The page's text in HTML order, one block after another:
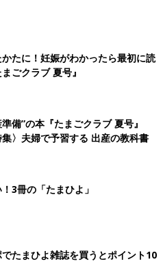
たに！妊娠がわかったら最初に読
ごクラブ 夏号』
備”の本『たまごクラブ 夏号』
集〉夫婦で予習する 出産の教科書
3冊の「たまひよ」
たまひよ雑誌を買うとポイント10